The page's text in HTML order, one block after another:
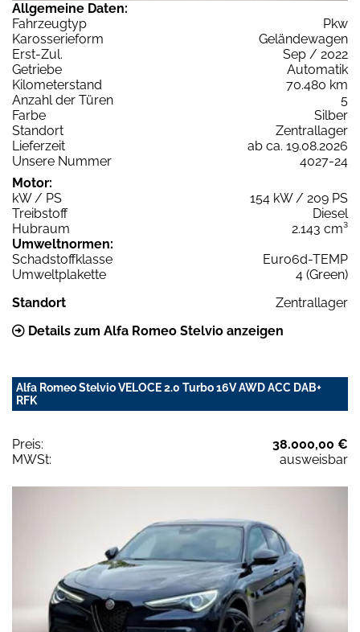
Allgemeine Daten:
Fahrzeugtyp
Pkw
Karosserieform
Geländewagen
Erst-Zul.
Sep / 2022
Getriebe
Automatik
Kilometerstand
70.480 km
Anzahl der Türen
5
Farbe
Silber
Standort
Zentrallager
Lieferzeit
ab ca. 19.08.2026
Unsere Nummer
4027-24
Motor:
kW / PS
154 kW / 209 PS
Treibstoff
Diesel
Hubraum
2.143 cm³
Umweltnormen:
Schadstoffklasse
Euro6d-TEMP
Umweltplakette
4 (Green)
Standort
Zentrallager
Details zum Alfa Romeo Stelvio anzeigen
Alfa Romeo Stelvio VELOCE 2.0 Turbo 16V AWD ACC DAB+
RFK
Preis:
38.000,00 €
MWSt:
ausweisbar